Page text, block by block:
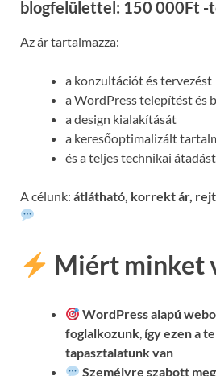
blogfelülettel: 150 000Ft -
Az ár tartalmazza:
a konzultációt és tervezést
a WordPress telepítést és
a design kialakítását
a keresőoptimalizált
és a teljes technikai átadást
A célunk: átlátható, korrekt ár,
Miért minket
WordPress alapú
foglalkozunk, így ezen a
tapasztalatunk van
Személyre szabott